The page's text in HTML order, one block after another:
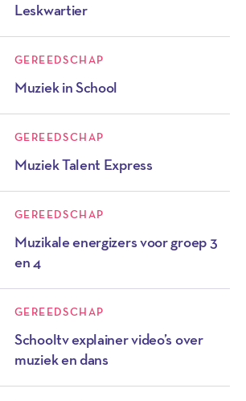
Leskwartier
GEREEDSCHAP
Muziek in School
GEREEDSCHAP
Muziek Talent Express
GEREEDSCHAP
Muzikale energizers voor groep 3
en 4
GEREEDSCHAP
Schooltv explainer video’s over
muziek en dans